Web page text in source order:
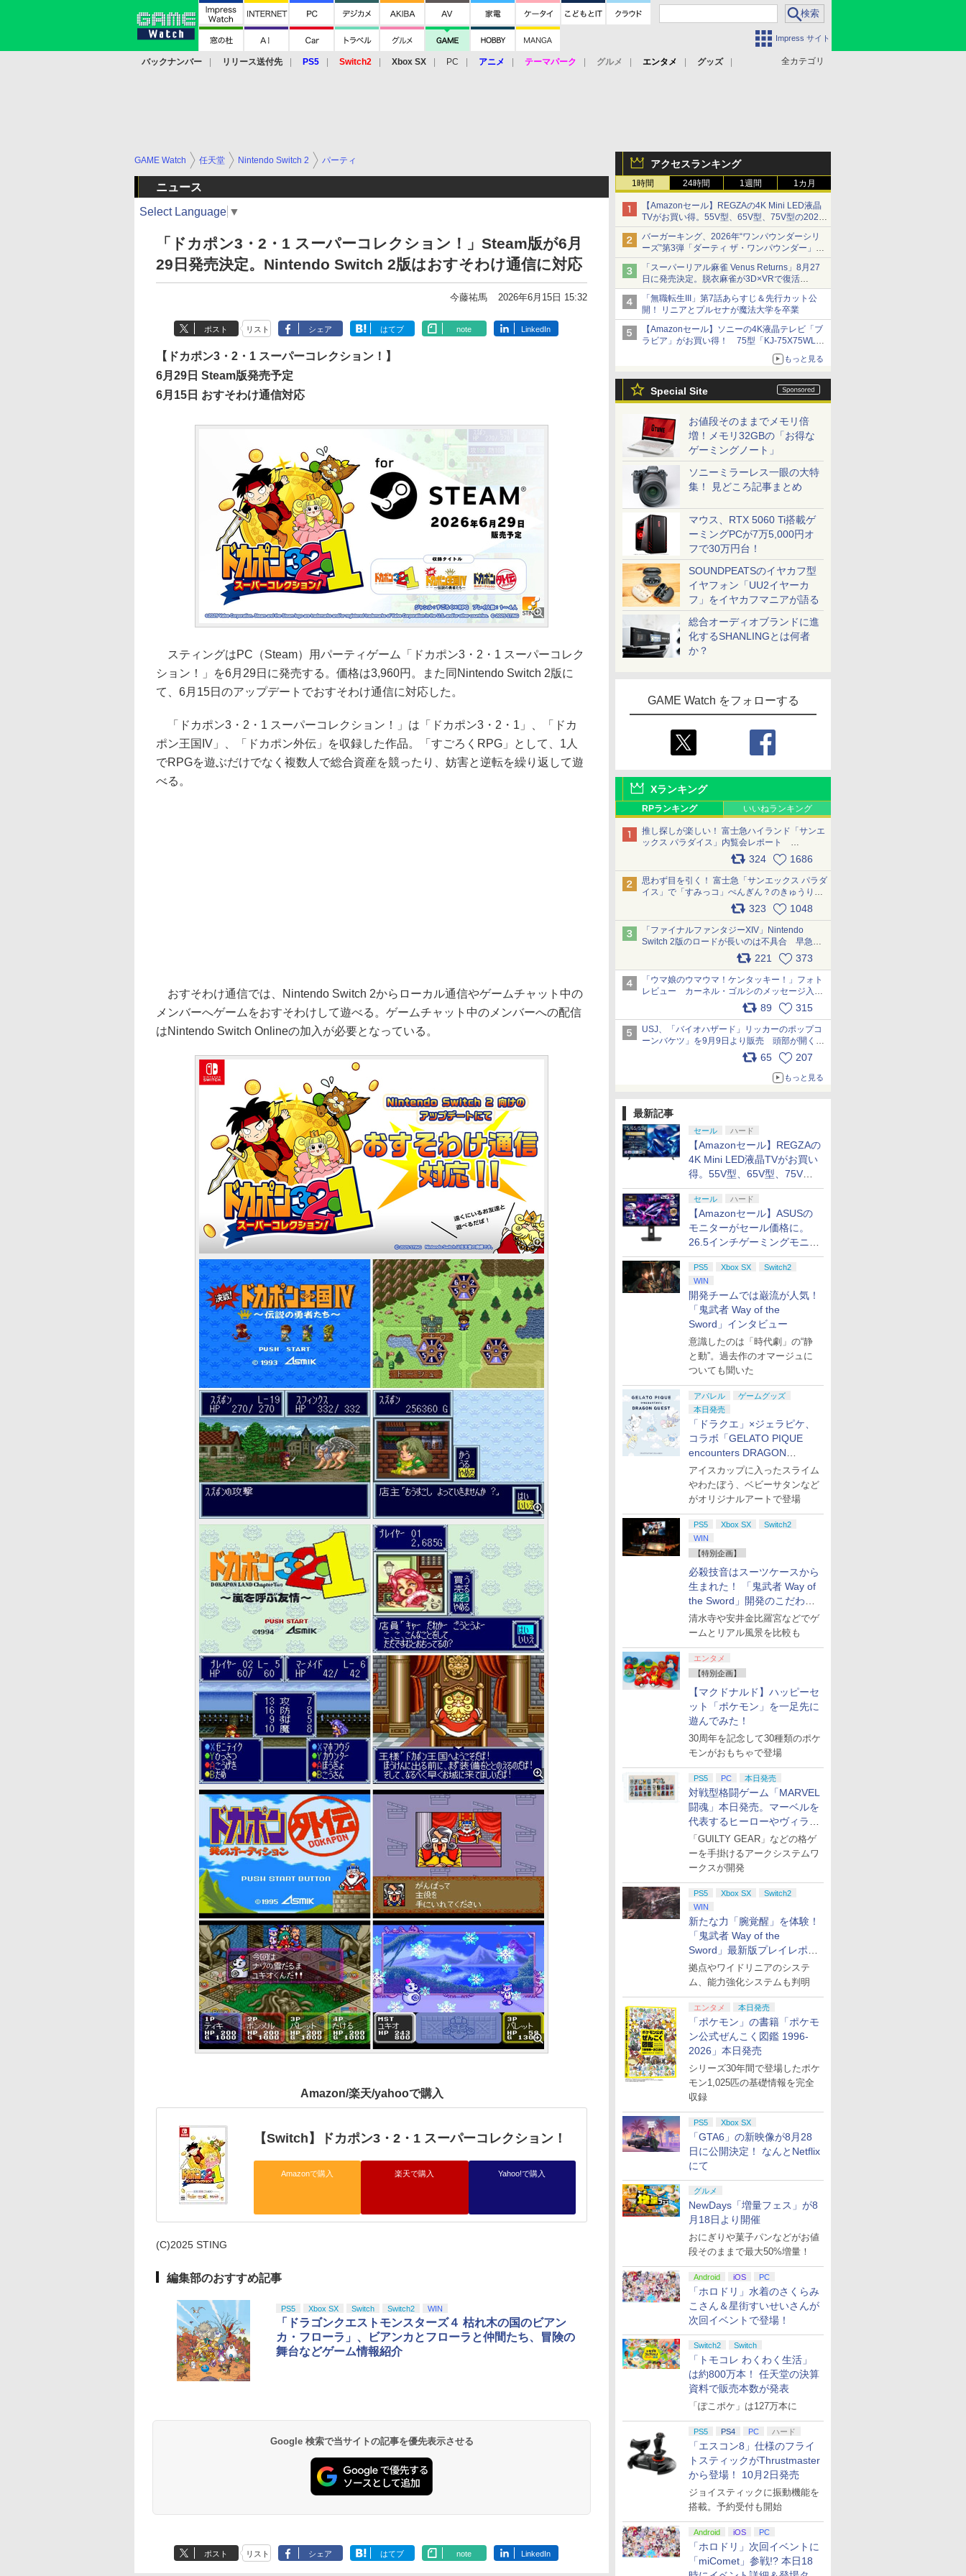
Impress サイト
全カテゴリ
バックナンバー リリース送付先 PS5 Switch2 Xbox SX PC アニメ テーマパーク グルメ エンタメ
グッズ
アクセスランキング
1時間 24時間 1週間 1カ月
【Amazonセール】REGZAの4K Mini LED液晶
TVがお買い得。55V型、65V型、75V型の2026
年モデルがラインナップ
バーガーキング、2026年“ワンパウンダーシリ
ーズ”第3弾「ダーティ ザ・ワンパウンダー」を
8月7日発売
「特製ガーリックマヨソース」を使用した超大
型チーズバーガー
「スーパーリアル麻雀 Venus Returns」8月27
日に発売決定。脱衣麻雀が3D×VRで復活
発売から2週間は20%オフになるセールが実施
「無職転生III」第7話あらすじ＆先行カット公
開！ リニアとプルセナが魔法大学を卒業
【Amazonセール】ソニーの4K液晶テレビ「ブ
ラビア」がお買い得！ 75型「KJ-75X75WL」
もっと見る
Special Site
お値段そのままでメモリ倍
増！メモリ32GBの「お得な
ゲーミングノート」
ソニーミラーレス一眼の大特
集！ 見どころ記事まとめ
マウス、RTX 5060 Ti搭載ゲ
ーミングPCが7万5,000円オ
フで30万円台！
SOUNDPEATSのイヤカフ型
イヤフォン「UU2イヤーカ
フ」をイヤカフマニアが語る
総合オーディオブランドに進
化するSHANLINGとは何者
か？
GAME Watch をフォローする
Xランキング
RPランキング いいねランキング
推し探しが楽しい！ 富士急ハイランド「サンエ
ックス パラダイス」内覧会レポート
324 1686
思わず目を引く！ 富士急「サンエックス パラダ
イス」で「すみっコ」ぺんぎん？のきゅうりド
ッグを食べてみた イラストそのままのメニュ
ー化に挑戦。これが意外にもおいしい
pic.x.com/Kgl04hZaeg
323 1048
「ファイナルファンタジーXIV」Nintendo
Switch 2版のロードが長いのは不具合 早急に
アップデートできるよう対応中221 373
「ウマ娘のウマウマ！ケンタッキー！」フォト
レビュー カーネル・ゴルシのメッセージ入り
パッケージや描き下ろしトレカなどが登場
89 315
USJ、「バイオハザード」リッカーのポップコ
ーンバケツ」を9月9日より販売 頭部が開く仕
組み。味は恐怖を堪のう「味噌フレーバー」
65 207
もっと見る
最新記事
セール ハード
【Amazonセール】REGZAの
4K Mini LED液晶TVがお買い
得。55V型、65V型、75V型
の2026年モデルがラインナ
ップ
セール ハード
【Amazonセール】ASUSの
モニターがセール価格に。
26.5インチゲーミングモニタ
ー「ROG Strix OLED
XG27ACDMS」限定モデルも
お買い得
PS5 Xbox SX
Switch2
WIN
開発チームでは巌流が人気！
「鬼武者 Way of the
Sword」インタビュー
意識したのは「時代劇」の“静
と動”。過去作のオマージュに
ついても聞いた
アパレル
ゲームグッズ
本日発売
「ドラクエ」×ジェラピケ、
コラボ「GELATO PIQUE
encounters DRAGON
QUEST」第2弾が本日発売
アイスカップに入ったスライム
やわたぼう、ベビーサタンなど
がオリジナルアートで登場
PS5 Xbox SX
Switch2
WIN
【特別企画】
必殺技音はスーツケースから
生まれた！ 「鬼武者 Way of
the Sword」開発のこだわり
を目撃！
清水寺や安井金比羅宮などでゲ
ームとリアル風景を比較も
エンタメ
【特別企画】
【マクドナルド】ハッピーセ
ット「ポケモン」を一足先に
遊んでみた！
30周年を記念して30種類のポケ
モンがおもちゃで登場
PS5 PC 本日発売
対戦型格闘ゲーム「MARVEL
闘魂」本日発売。マーベルを
代表するヒーローやヴィラン
たちが登場
「GUILTY GEAR」などの格ゲ
ーを手掛けるアークシステムワ
ークスが開発
PS5 Xbox SX
Switch2
WIN
新たな力「腕覚醒」を体験！
「鬼武者 Way of the
Sword」最新版プレイレポー
ト
拠点やワイドリニアのシステ
ム、能力強化システムも判明
エンタメ 本日発売
「ポケモン」の書籍「ポケモ
ン公式ぜんこく図鑑 1996-
2026」本日発売
シリーズ30年間で登場したポケ
モン1,025匹の基礎情報を完全
収録
PS5 Xbox SX
「GTA6」の新映像が8月28
日に公開決定！ なんとNetflix
にて
グルメ
NewDays「増量フェス」が8
月18日より開催
おにぎりや菓子パンなどがお値
段そのままで最大50%増量！
Android iOS PC
「ホロドリ」水着のさくらみ
こさん＆星街すいせいさんが
次回イベントで登場！
Switch2 Switch
「トモコレ わくわく生活」
は約800万本！ 任天堂の決算
資料で販売本数が発表
「ぽこポケ」は127万本に
PS5 PS4 PC ハード
「エスコン8」仕様のフライ
トスティックがThrustmaster
から登場！ 10月2日発売
ジョイスティックに振動機能を
搭載。予約受付も開始
Android iOS PC
「ホロドリ」次回イベントに
「miComet」参戦!? 本日18
GAME Watch 任天堂 Nintendo Switch 2 パーティ
ニュース
Select Language ▼
「ドカポン3・2・1 スーパーコレクション！」Steam版が6月
29日発売決定。Nintendo Switch 2版はおすそわけ通信に対応
今藤祐馬 2026年6月15日 15:32
ポスト リスト シェア はてブ note LinkedIn
【ドカポン3・2・1 スーパーコレクション！】
6月29日 Steam版発売予定
6月15日 おすそわけ通信対応
スティングはPC（Steam）用パーティゲーム「ドカポン3・2・1 スーパーコレク
ション！」を6月29日に発売する。価格は3,960円。また同Nintendo Switch 2版に
て、6月15日のアップデートでおすそわけ通信に対応した。
「ドカポン3・2・1 スーパーコレクション！」は「ドカポン3・2・1」、「ドカ
ポン王国IV」、「ドカポン外伝」を収録した作品。「すごろくRPG」として、1人
でRPGを遊ぶだけでなく複数人で総合資産を競ったり、妨害と逆転を繰り返して遊
べる。
おすそわけ通信では、Nintendo Switch 2からローカル通信やゲームチャット中の
メンバーへゲームをおすそわけして遊べる。ゲームチャット中のメンバーへの配信
はNintendo Switch Onlineの加入が必要となっている。
Amazon/楽天/yahooで購入
【Switch】ドカポン3・2・1 スーパーコレクション！
Amazonで購入 楽天で購入 Yahoo!で購入
(C)2025 STING
編集部のおすすめ記事
PS5 Xbox SX Switch Switch2 WIN
「ドラゴンクエストモンスターズ４ 枯れ木の国のビアン
カ・フローラ」、ビアンカとフローラと仲間たち、冒険の
舞台などゲーム情報紹介
Google 検索で当サイトの記事を優先表示させる
ポスト リスト シェア はてブ note LinkedIn